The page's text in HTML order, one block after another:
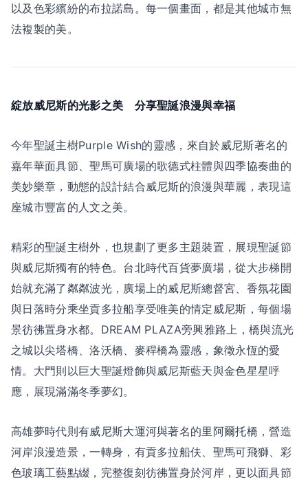
以及色彩繽紛的布拉諾島。每一個畫面，都是其他城市無
法複製的美。
綻放威尼斯的光影之美 分享聖誕浪漫與幸福
今年聖誕主樹Purple Wish的靈感，來自於威尼斯著名的
嘉年華面具節、聖馬可廣場的歌德式柱體與四季協奏曲的
美妙樂章，動態的設計結合威尼斯的浪漫與華麗，表現這
座城市豐富的人文之美。
精彩的聖誕主樹外，也規劃了更多主題裝置，展現聖誕節
與威尼斯獨有的特色。台北時代百貨夢廣場，從大步梯開
始就充滿了粼粼波光，廣場上的威尼斯總督宮、香氛花園
與日落時分乘坐貢多拉船享受唯美的情定威尼斯，每個場
景彷彿置身水都。DREAM PLAZA旁興雅路上，橋與流光
之城以尖塔橋、洛沃橋、麥稈橋為靈感，象徵永恆的愛
情。大門則以巨大聖誕燈飾與威尼斯藍天與金色星星呼
應，展現滿滿冬季夢幻。
高雄夢時代則有威尼斯大運河與著名的里阿爾托橋，營造
河岸浪漫造景，一轉身，有貢多拉船伕、聖馬可飛獅、彩
色玻璃工藝點綴，完整復刻彷彿置身於河岸，更以面具節